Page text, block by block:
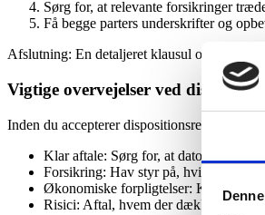
Sørg for, at relevante forsikringer
Få begge parters underskrifter og
Afslutning: En detaljeret klausul om
Vigtige overvejelser ved
Inden du accepterer dispositionsret, er der
Klar aftale: Sørg for, at datoer,
Forsikring: Hav styr på, hvilke
Økonomiske forpligtelser: Kend til
Risici: Aftal, hvem der dækker